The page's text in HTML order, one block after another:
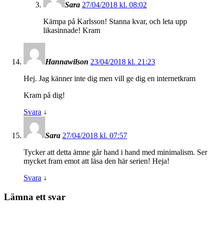
Sara 27/04/2018 kl. 08:02
Kämpa på Karlsson! Stanna kvar, och leta upp
likasinnade! Kram
Hannawilson 23/04/2018 kl. 21:23
Hej. Jag känner inte dig men vill ge dig en internetkram
Kram på dig!
Svara ↓
Sara 27/04/2018 kl. 07:57
Tycker att detta ämne går hand i hand med minimalism. Ser
mycket fram emot att läsa den här serien! Heja!
Svara ↓
Lämna ett svar